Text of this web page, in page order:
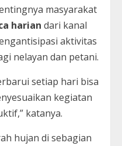
masyarakat
harian dari kanal
aktivitas
nelayan dan petani.
setiap hari bisa
kegiatan
katanya.
hujan di sebagian